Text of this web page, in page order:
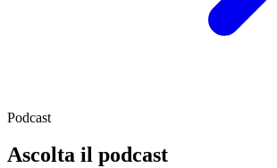
Podcast
Ascolta il podcast